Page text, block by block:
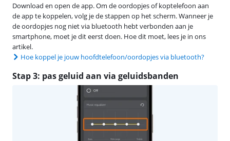
Download en open de app. Om de oordopjes of koptelefoon aan
de app te koppelen, volg je de stappen op het scherm. Wanneer je
de oordopjes nog niet via bluetooth hebt verbonden aan je
smartphone, moet je dit eerst doen. Hoe dit moet, lees je in ons
artikel.
Hoe koppel je jouw hoofdtelefoon/oordopjes via bluetooth?
Stap 3: pas geluid aan via geluidsbanden